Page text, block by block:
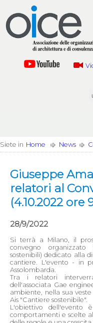
Siete in Home News
Giuseppe
relatori al
(4.10.2022 ore
28/9/2022
Si terrà a Milano, il
convegno organizzato
sostenibili) dedicato alla
cantiere. L'evento - in
Assolombarda.
Tra i relatori
dell'associata Gae
ambiente, nella sua
Ais "Cantiere sostenibile".
L'obiettivo dell'evento
comportamenti e scelte